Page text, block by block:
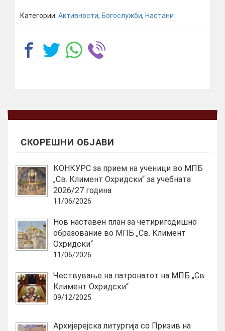
Категории: Активности, Богослужби, Настани
СКОРЕШНИ ОБЈАВИ
КОНКУРС за прием на ученици во МПБ
„Св. Климент Охридски“ за учебната
2026/27 година
11/06/2026
Нов наставен план за четиригодишно
образование во МПБ „Св. Климент
Охридски“
11/06/2026
Чествување на патронатот на МПБ „Св.
Климент Охридски“
09/12/2025
Архијерејска литургија со Призив на